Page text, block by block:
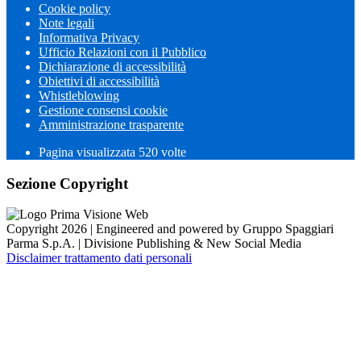
Cookie policy
Note legali
Informativa Privacy
Ufficio Relazioni con il Pubblico
Dichiarazione di accessibilità
Obiettivi di accessibilità
Whistleblowing
Gestione consensi cookie
Amministrazione trasparente
Pagina visualizzata 520 volte
Sezione Copyright
Copyright 2026 | Engineered and powered by Gruppo Spaggiari
Parma S.p.A. | Divisione Publishing & New Social Media
Disclaimer trattamento dati personali